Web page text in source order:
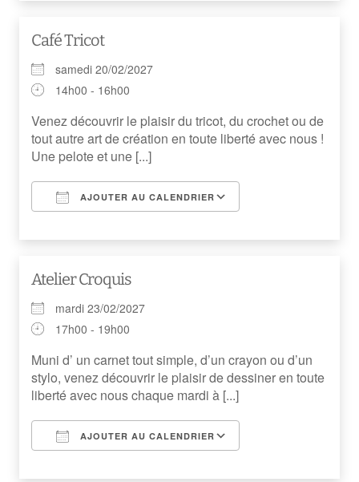
Café Tricot
samedi 20/02/2027
14h00 - 16h00
Venez découvrir le plaisir du tricot, du crochet ou de
tout autre art de création en toute liberté avec nous !
Une pelote et une [...]
AJOUTER AU CALENDRIER
Atelier Croquis
mardi 23/02/2027
17h00 - 19h00
Muni d’ un carnet tout simple, d’un crayon ou d’un
stylo, venez découvrir le plaisir de dessiner en toute
liberté avec nous chaque mardi à [...]
AJOUTER AU CALENDRIER